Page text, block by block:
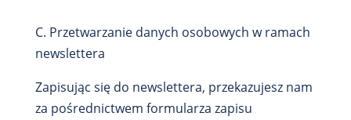
C. Przetwarzanie danych osobowych w ramach
newslettera
Zapisując się do newslettera, przekazujesz nam
za pośrednictwem formularza zapisu